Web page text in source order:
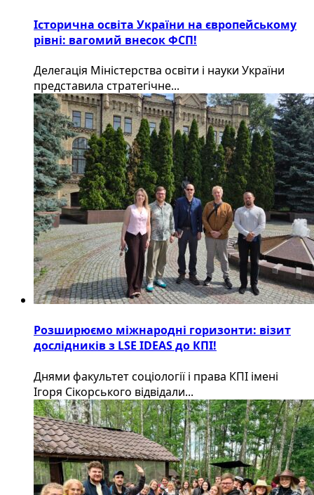
Історична освіта України на європейському
рівні: вагомий внесок ФСП!
Делегація Міністерства освіти і науки України
представила стратегічне...
Розширюємо міжнародні горизонти: візит
дослідників з LSE IDEAS до КПІ!
Днями факультет соціології і права КПІ імені
Ігоря Сікорського відвідали...